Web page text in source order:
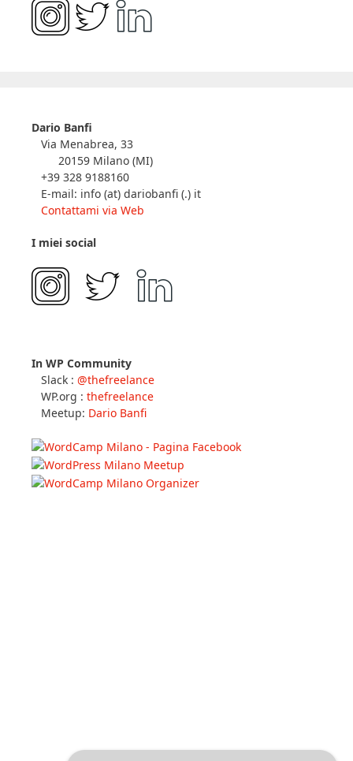
Dario Banfi
Via Menabrea, 33
20159 Milano (MI)
+39 328 9188160
E-mail: info (at) dariobanfi (.) it
Contattami via Web
I miei social
In WP Community
Slack : @thefreelance
WP.org : thefreelance
Meetup: Dario Banfi